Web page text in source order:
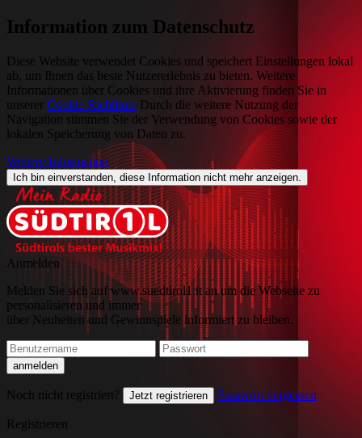
Information zum Datenschutz
Diese Website verwendet Cookies und speichert Einstellungen lokal
ab, um Ihnen das beste Nutzererlebnis zu bieten. Weitere
Informationen über Cookies und ihre Aktivierung finden Sie in
unserer Cookie Richtlinie Durch die weitere Nutzung der
Navigation stimmen Sie der Verwendung von Cookies sowie der
lokalen Speicherung von Daten zu.
Weitere Information
Ich bin einverstanden, diese Information nicht mehr anzeigen.
Anmelden
Melden Sie sich auf www.suedtirol1.it an um die Webseite zu
personalisieren und immer
über Neuheiten und Gewinnspiele informiert zu bleiben.
Noch nicht registriert? Jetzt registrieren Passwort vergessen
Registrieren